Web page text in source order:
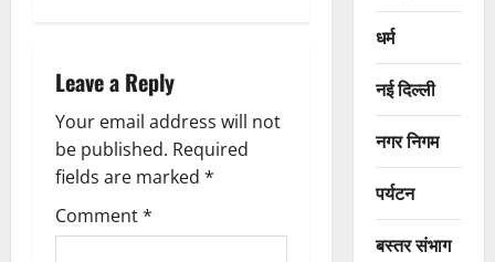
a
t
i
o
Leave a Reply
Your email address will not
be published. Required
fields are marked *
Comment*
धर्म
नई दिल्ली
नगर निगम
पर्यटन
बस्तर संभाग